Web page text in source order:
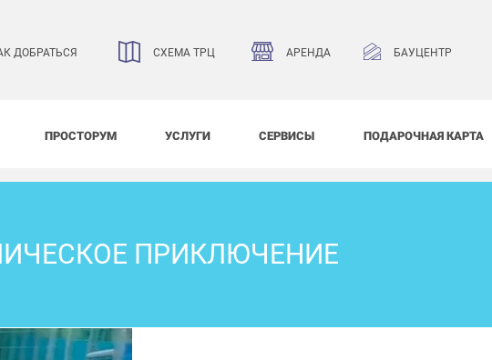
ДОБРАТЬСЯ СХЕМА ТРЦ АРЕНДА БАУЦЕНТР
ПРОСТОРУМ УСЛУГИ СЕРВИСЫ ПОДАРОЧНАЯ КАРТА
ПРИКЛЮЧЕНИЕ